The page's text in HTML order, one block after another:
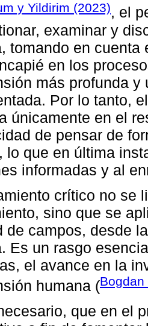
y Yildirim (2023), el
examinar y
tomando en
en los
más profunda
Por lo tanto,
únicamente en el
de pensar de
lo que en última
informadas y al
crítico no se
sino que se
de campos, desde
Es un rasgo
el avance en la
humana (
que en el